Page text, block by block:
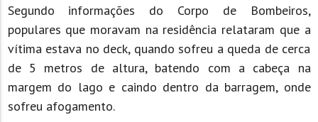
Segundo informações do Corpo de Bombeiros,
populares que moravam na residência relataram que a
vítima estava no deck, quando sofreu a queda de cerca
de 5 metros de altura, batendo com a cabeça na
margem do lago e caindo dentro da barragem, onde
sofreu afogamento.